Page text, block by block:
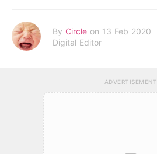
By Circle on 13 Feb 2020
Digital Editor
ADVERTISEMENT